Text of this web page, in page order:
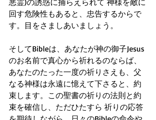
悪霊)の誘惑に捕らえられて 神様を敵に
回す危険性もあると、忠告するからで
す。目をさましあいましょう。
そしてBibleは、あなたが神の御子Jesus
のお名前で真心から祈れるのならば、
あなたのたった一度の祈りさえも、父
なる神様は永遠に憶えて下さると、約
束します。この聖書の祈りの法則と約
束を確信し、ただひたすら 祈りの応答